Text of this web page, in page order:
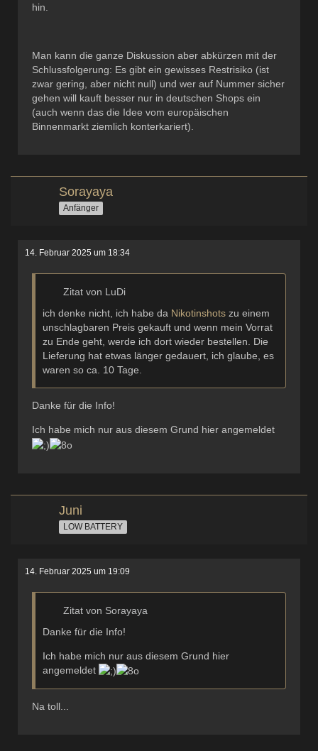
hin.
Man kann die ganze Diskussion aber abkürzen mit der
Schlussfolgerung: Es gibt ein gewisses Restrisiko (ist
zwar gering, aber nicht null) und wer auf Nummer sicher
gehen will kauft besser nur in deutschen Shops ein
(auch wenn das die Idee vom europäischen
Binnenmarkt ziemlich konterkariert).
Sorayaya
Anfänger
14. Februar 2025 um 18:34
Zitat von LuDi
ich denke nicht, ich habe da Nikotinshots zu einem
unschlagbaren Preis gekauft und wenn mein Vorrat
zu Ende geht, werde ich dort wieder bestellen. Die
Lieferung hat etwas länger gedauert, ich glaube, es
waren so ca. 10 Tage.
Danke für die Info!
Ich habe mich nur aus diesem Grund hier angemeldet
Juni
LOW BATTERY
14. Februar 2025 um 19:09
Zitat von Sorayaya
Danke für die Info!
Ich habe mich nur aus diesem Grund hier
angemeldet
Na toll...